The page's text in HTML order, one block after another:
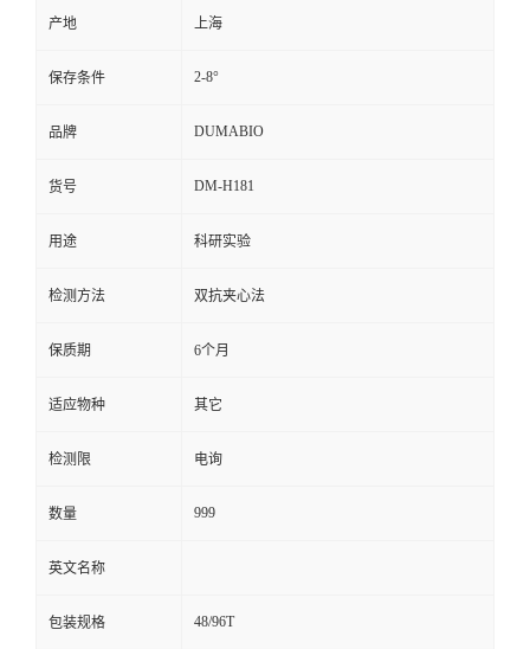
言
产地 上海
保存条件 2-8°
品牌 DUMABIO
货号 DM-H181
用途 科研实验
检测方法 双抗夹心法
保质期 6个月
适应物种 其它
检测限 电询
数量 999
英文名称
包装规格 48/96T